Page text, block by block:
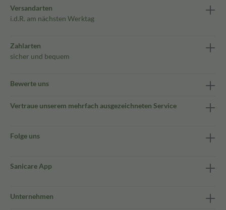
Versandarten
i.d.R. am nächsten Werktag
Zahlarten
sicher und bequem
Bewerte uns
Vertraue unserem mehrfach ausgezeichneten Service
Folge uns
Sanicare App
Unternehmen